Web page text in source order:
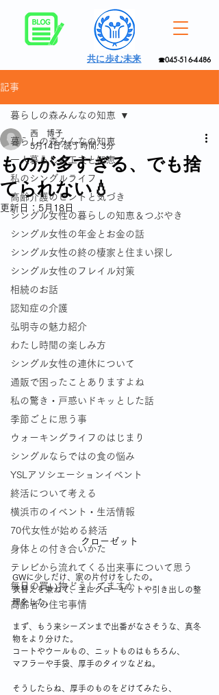
☎045-516-4486
共に歩む未来
記事
暮らしの森みんなの知恵
一人暮らしの工夫と知恵
私のシングルライフ
高齢介護のヒントと気づき
シングル女性の暮らしの知恵＆つぶやき
シングル女性の年金とお金の話
シングル女性の終の棲家と住まい探し
シングル女性のフレイル対策
相続のお話
認知症の介護
弘明寺の魅力紹介
わたし時間の楽しみ方
シングル女性の連休について
通販で困ったことありますよね
私の驚き・戸惑いドキッとした話
季節ごとに思う事
ウォーキングライフのはじまり
シングルならではの食の悩み
YSLアソシエーションイベント
終活について考える
横浜市のイベント・生活情報
70代女性が始める終活
身体との付き合いかた
テレビから流れてくる出来事について思う
毎日の買い物どうしてますか
高齢者の住宅事情
暮らしの森みんなの知恵
ものが多すぎる、でも捨
てられない💧
西 博子
5月14日 読了時間: 3分
更新日： 5月18日
クローゼット
GWに少しだけ、家の片付けをしたの。
衣替えを兼ねて、主にクローゼットや引き出しの整
理をした。
まず、もう来シーズンまで出番がなさそうな、真冬
物をより分けた。
コートやウールもの、ニットものはもちろん、
マフラーや手袋、厚手のタイツなどね。
そうしたらね、厚手のものをどけてみたら、